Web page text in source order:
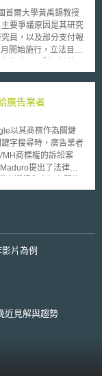
國家提供給人力之資
「人才整備度」則評
，包含公共教育支
獎酬及紅利、個人所
分別為35和33的日
衛生健康環境全球
爾大學黃禹錫教授
要爭議原因是其研究
員，以及部分支付報
開始施行，立法目的
參與研究以及不得買
全自願同意”地捐
教文組織
通過「世界生物倫理
and Human
各國在制定生物倫理
著韓國
廣告業者
以其商標作為關鍵
字搜尋時，廣告業者
商標權的訴訟案
提出了法律意
廣告業者二造間的內
網址，也不會造成消
知道在Google搜尋
告網址來認定產品或
該法院在大部分的
片為例
近見解與趨勢